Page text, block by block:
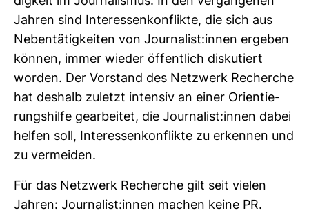
Jahren sind Inter­es­sen­kon­flikte, die sich aus
Neben­tä­tig­keiten von Jour­na­list:innen ergeben
können, immer wieder öffent­lich dis­ku­tiert
worden. Der Vor­stand des Netz­werk Recherche
hat des­halb zuletzt intensiv an einer Ori­en­tie­
rungs­hilfe gear­beitet, die Jour­na­list:innen dabei
helfen soll, Inter­es­sen­kon­flikte zu erkennen und
zu ver­meiden.
Für das Netz­werk Recherche gilt seit vielen
Jahren: Jour­na­list:innen machen keine PR.